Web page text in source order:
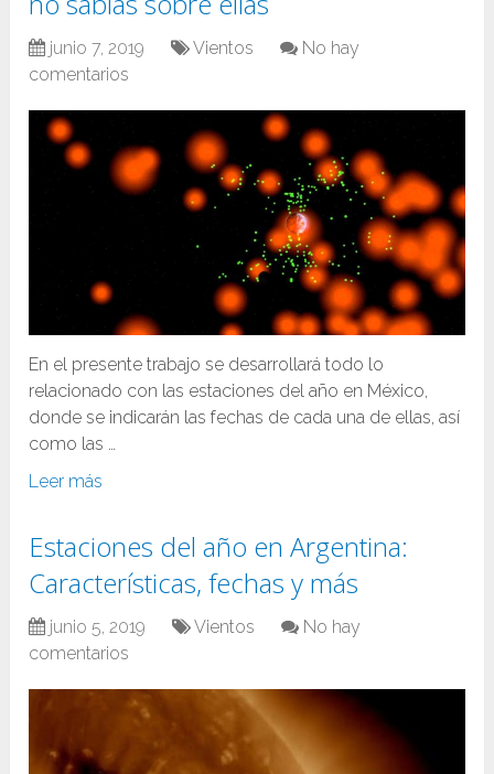
junio 7, 2019 Vientos
No hay
comentarios
En el presente trabajo se desarrollará todo lo
relacionado con las estaciones del año en México,
donde se indicarán las fechas de cada una de ellas, así
como las …
Leer más
Estaciones del año en Argentina:
Características, fechas y más
junio 5, 2019 Vientos
No hay
comentarios